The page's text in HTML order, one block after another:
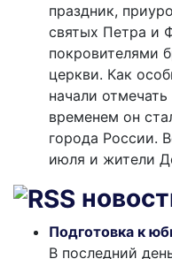
праздник,
святых Петра и
покровителями
церкви. Как
начали
временем он
города России.
июля и жители
Подготовка к
В последний